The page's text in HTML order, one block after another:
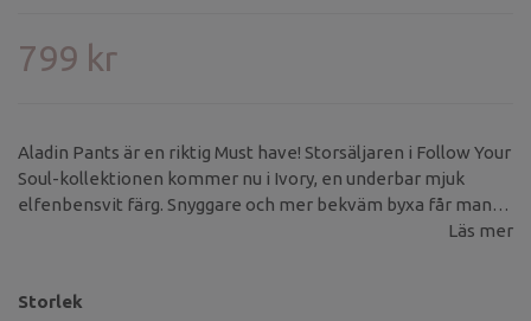
799 kr
Aladin Pants är en riktig Must have! Storsäljaren i Follow Your
Soul-kollektionen kommer nu i Ivory, en underbar mjuk
elfenbensvit färg. Snyggare och mer bekväm byxa får man
Läs mer
Storlek